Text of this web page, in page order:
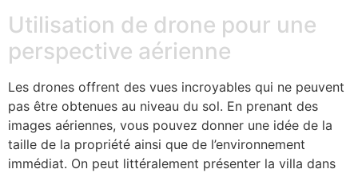
Utilisation de drone pour une
perspective aérienne
Les drones offrent des vues incroyables qui ne peuvent
pas être obtenues au niveau du sol. En prenant des
images aériennes, vous pouvez donner une idée de la
taille de la propriété ainsi que de l’environnement
immédiat. On peut littéralement présenter la villa dans